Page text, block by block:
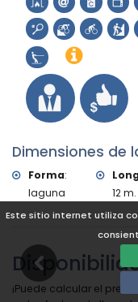
Este sitio internet utiliza
Dimensiones de
Forma:
laguna
12 m.
¡Puede calcular el